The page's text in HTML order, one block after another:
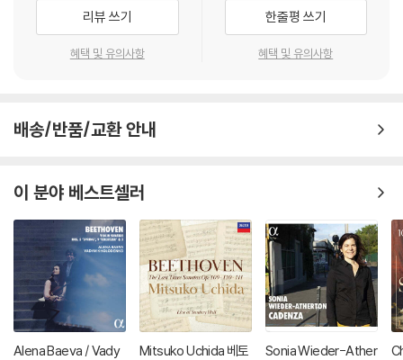
리뷰 쓰기
혜택 및 유의사항
한줄평 쓰기
혜택 및 유의사항
배송/반품/교환 안내
이 분야 베스트셀러
Alena Baeva / Vady
Mitsuko Uchida 베토
Sonia Wieder-Ather